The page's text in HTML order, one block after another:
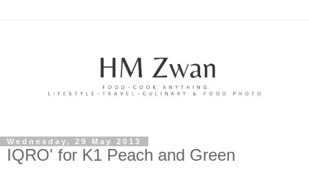
Wednesday, 29 May 2013
IQRO' for K1 Peach and Green